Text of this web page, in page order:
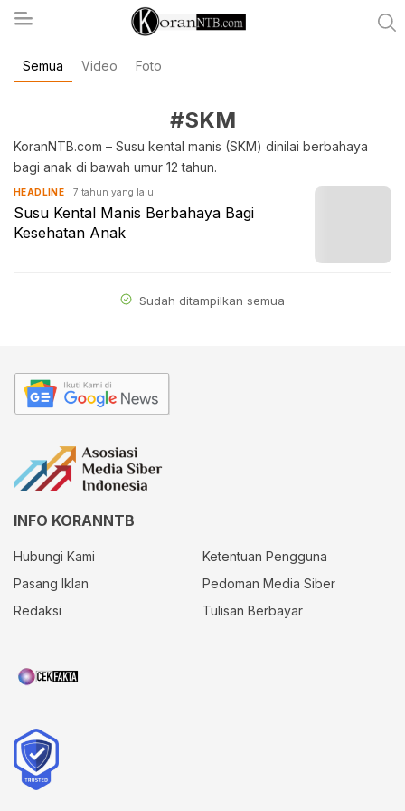
koranntb.com
Semua Video Foto
#SKM
KoranNTB.com – Susu kental manis (SKM) dinilai berbahaya
bagi anak di bawah umur 12 tahun.
HEADLINE 7 tahun yang lalu
Susu Kental Manis Berbahaya Bagi
Kesehatan Anak
Sudah ditampilkan semua
INFO KORANNTB
Hubungi Kami
Ketentuan Pengguna
Pasang Iklan
Pedoman Media Siber
Redaksi
Tulisan Berbayar